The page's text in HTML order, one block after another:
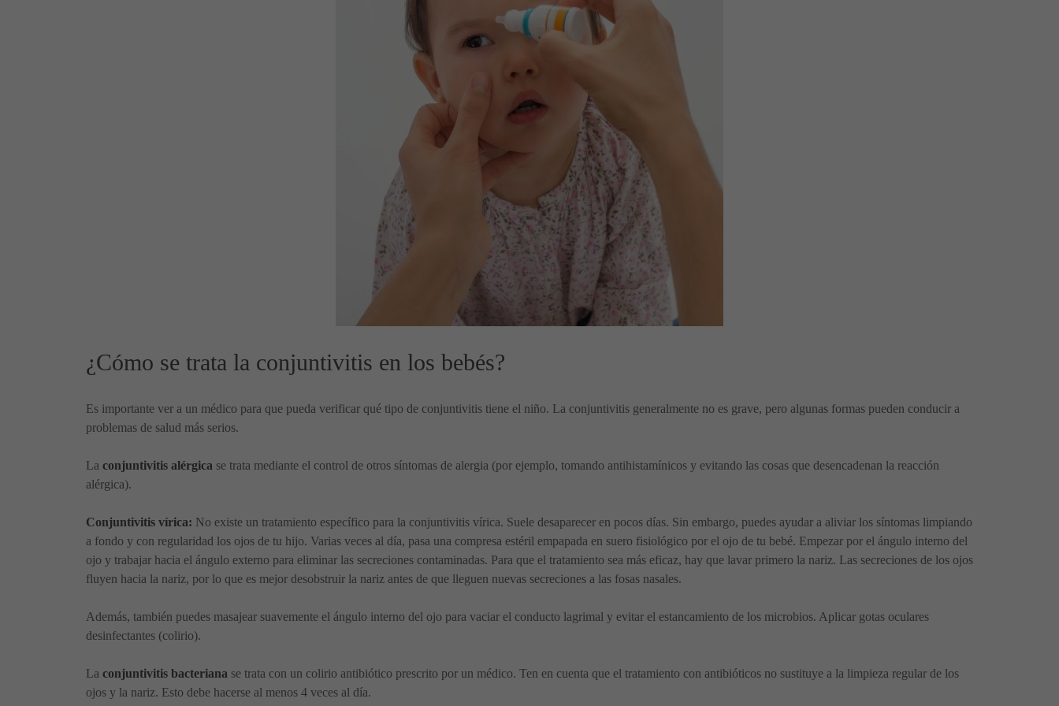
¿Cómo se trata la conjuntivitis en los bebés?
Es importante ver a un médico para que pueda verificar qué tipo de conjuntivitis tiene el niño. La conjuntivitis generalmente no es grave, pero algunas formas pueden conducir a
problemas de salud más serios.
La conjuntivitis alérgica se trata mediante el control de otros síntomas de alergia (por ejemplo, tomando antihistamínicos y evitando las cosas que desencadenan la reacción
alérgica).
Conjuntivitis vírica: No existe un tratamiento específico para la conjuntivitis vírica. Suele desaparecer en pocos días. Sin embargo, puedes ayudar a aliviar los síntomas limpiando
a fondo y con regularidad los ojos de tu hijo. Varias veces al día, pasa una compresa estéril empapada en suero fisiológico por el ojo de tu bebé. Empezar por el ángulo interno del
ojo y trabajar hacia el ángulo externo para eliminar las secreciones contaminadas. Para que el tratamiento sea más eficaz, hay que lavar primero la nariz. Las secreciones de los ojos
fluyen hacia la nariz, por lo que es mejor desobstruir la nariz antes de que lleguen nuevas secreciones a las fosas nasales.
Además, también puedes masajear suavemente el ángulo interno del ojo para vaciar el conducto lagrimal y evitar el estancamiento de los microbios. Aplicar gotas oculares
desinfectantes (colirio).
La conjuntivitis bacteriana se trata con un colirio antibiótico prescrito por un médico. Ten en cuenta que el tratamiento con antibióticos no sustituye a la limpieza regular de los
ojos y la nariz. Esto debe hacerse al menos 4 veces al día.